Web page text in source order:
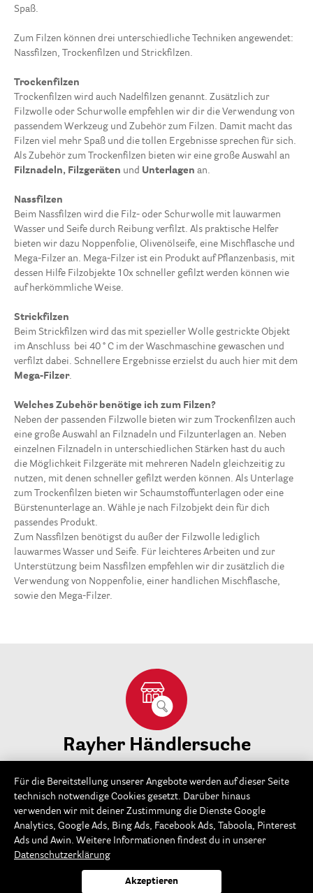
Spaß.
Zum Filzen können drei unterschiedliche Techniken angewendet:
Nassfilzen, Trockenfilzen und Strickfilzen.
Trockenfilzen
Trockenfilzen wird auch Nadelfilzen genannt. Zusätzlich zur
Filzwolle oder Schurwolle empfehlen wir dir die Verwendung von
passendem Werkzeug und Zubehör zum Filzen. Damit macht das
Filzen viel mehr Spaß und die tollen Ergebnisse sprechen für sich.
Als Zubehör zum Trockenfilzen bieten wir eine große Auswahl an
Filznadeln, Filzgeräten und Unterlagen an.
Nassfilzen
Beim Nassfilzen wird die Filz- oder Schurwolle mit lauwarmen
Wasser und Seife durch Reibung verfilzt. Als praktische Helfer
bieten wir dazu Noppenfolie, Olivenölseife, eine Mischflasche und
Mega-Filzer an. Mega-Filzer ist ein Produkt auf Pflanzenbasis, mit
dessen Hilfe Filzobjekte 10x schneller gefilzt werden können wie
auf herkömmliche Weise.
Strickfilzen
Beim Strickfilzen wird das mit spezieller Wolle gestrickte Objekt
im Anschluss bei 40 ° C im der Waschmaschine gewaschen und
verfilzt dabei. Schnellere Ergebnisse erzielst du auch hier mit dem
Mega-Filzer.
Welches Zubehör benötige ich zum Filzen?
Neben der passenden Filzwolle bieten wir zum Trockenfilzen auch
eine große Auswahl an Filznadeln und Filzunterlagen an. Neben
einzelnen Filznadeln in unterschiedlichen Stärken hast du auch
die Möglichkeit Filzgeräte mit mehreren Nadeln gleichzeitig zu
nutzen, mit denen schneller gefilzt werden können. Als Unterlage
zum Trockenfilzen bieten wir Schaumstoffunterlagen oder eine
Bürstenunterlage an. Wähle je nach Filzobjekt dein für dich
passendes Produkt.
Zum Nassfilzen benötigst du außer der Filzwolle lediglich
lauwarmes Wasser und Seife. Für leichteres Arbeiten und zur
Unterstützung beim Nassfilzen empfehlen wir dir zusätzlich die
Verwendung von Noppenfolie, einer handlichen Mischflasche,
sowie den Mega-Filzer.
Rayher Händlersuche
Du hast Interesse an unseren Produkten und suchst
nach einem Fachhändler in deiner Nähe? Mit der
Für die Bereitstellung unserer Angebote werden auf dieser Seite
technisch notwendige Cookies gesetzt. Darüber hinaus
verwenden wir mit deiner Zustimmung die Dienste Google
Analytics, Google Ads, Bing Ads, Facebook Ads, Taboola, Pinterest
Ads und Awin. Weitere Informationen findest du in unserer
Datenschutzerklärung
Akzeptieren